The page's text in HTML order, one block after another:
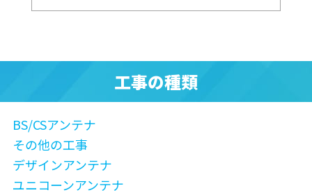
工事の種類
BS/CSアンテナ
その他の工事
デザインアンテナ
ユニコーンアンテナ